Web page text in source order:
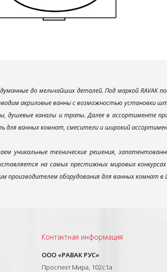
до мельчайших деталей. Под маркой RAVAK
акриловые ванны с возможностью установки
душевые каналы и трапы. Далее в ассортименте
для ванных комнат, смесители и широкий
уникальные технические решения,
на самых престижных мировых
производителем оборудования для ванных комнат в
Контактная информация
ООО «РАВАК РУС»
Проспект Мира, 102с1а